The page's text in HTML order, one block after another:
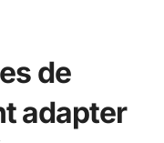
de
adapter